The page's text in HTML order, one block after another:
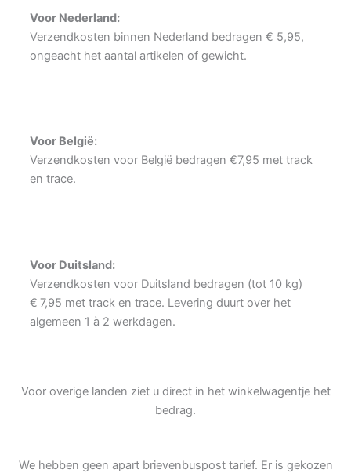
Voor Nederland:
Verzendkosten binnen Nederland bedragen € 5,95,
ongeacht het aantal artikelen of gewicht.
Voor België:
Verzendkosten voor België bedragen €7,95 met track
en trace.
Voor Duitsland:
Verzendkosten voor Duitsland bedragen (tot 10 kg)
€ 7,95 met track en trace. Levering duurt over het
algemeen 1 à 2 werkdagen.
Voor overige landen ziet u direct in het winkelwagentje het
bedrag.
We hebben geen apart brievenbuspost tarief. Er is gekozen